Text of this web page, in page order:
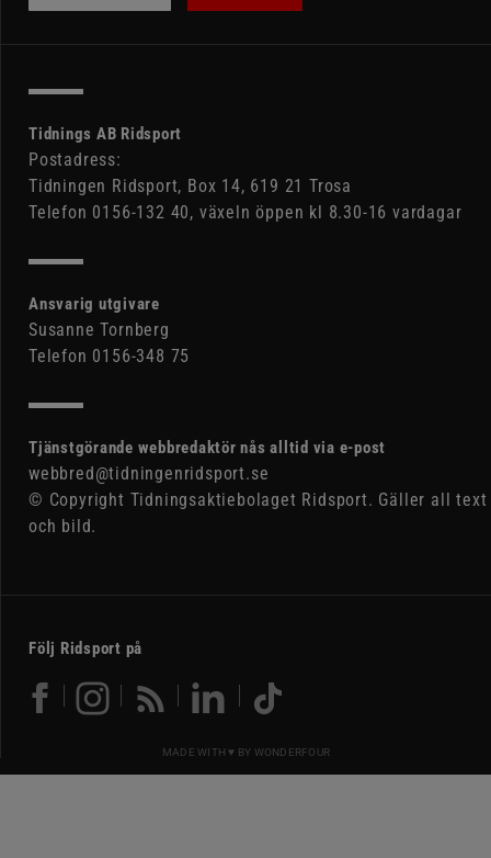
Tidnings AB Ridsport
Postadress:
Tidningen Ridsport, Box 14, 619 21 Trosa
Telefon 0156-132 40, växeln öppen kl 8.30-16 vardagar
Ansvarig utgivare
Susanne Tornberg
Telefon 0156-348 75
Tjänstgörande webbredaktör nås alltid via e-post
webbred@tidningenridsport.se
© Copyright Tidningsaktiebolaget Ridsport. Gäller all text
och bild.
Följ Ridsport på
MADE WITH ♥ BY WONDERFOUR